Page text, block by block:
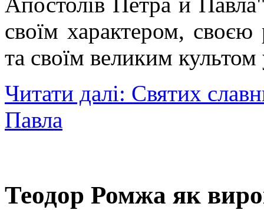
своїм характером,
та своїм великим культом
Читати далі: Святих
Павла
Теодор Ромжа як